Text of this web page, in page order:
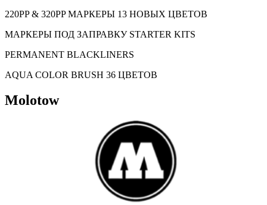
220PP & 320PP МАРКЕРЫ 13 НОВЫХ ЦВЕТОВ
МАРКЕРЫ ПОД ЗАПРАВКУ STARTER KITS
PERMANENT BLACKLINERS
AQUA COLOR BRUSH 36 ЦВЕТОВ
Molotow